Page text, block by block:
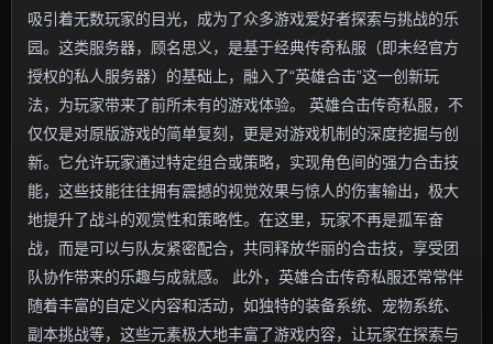
吸引着无数玩家的目光，成为了众多游戏爱好者探索与挑战的乐
园。这类服务器，顾名思义，是基于经典传奇私服（即未经官方
授权的私人服务器）的基础上，融入了“英雄合击”这一创新玩
法，为玩家带来了前所未有的游戏体验。 英雄合击传奇私服，不
仅仅是对原版游戏的简单复刻，更是对游戏机制的深度挖掘与创
新。它允许玩家通过特定组合或策略，实现角色间的强力合击技
能，这些技能往往拥有震撼的视觉效果与惊人的伤害输出，极大
地提升了战斗的观赏性和策略性。在这里，玩家不再是孤军奋
战，而是可以与队友紧密配合，共同释放华丽的合击技，享受团
队协作带来的乐趣与成就感。 此外，英雄合击传奇私服还常常伴
随着丰富的自定义内容和活动，如独特的装备系统、宠物系统、
副本挑战等，这些元素极大地丰富了游戏内容，让玩家在探索与